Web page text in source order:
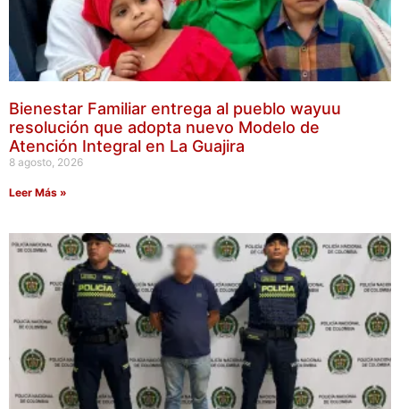
Bienestar Familiar entrega al pueblo wayuu
resolución que adopta nuevo Modelo de
Atención Integral en La Guajira
8 agosto, 2026
Leer Más »